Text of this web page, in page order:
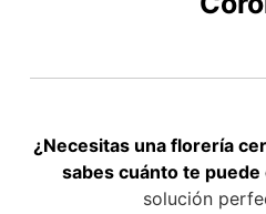
¿Necesitas una florería
sabes cuánto te puede
solución